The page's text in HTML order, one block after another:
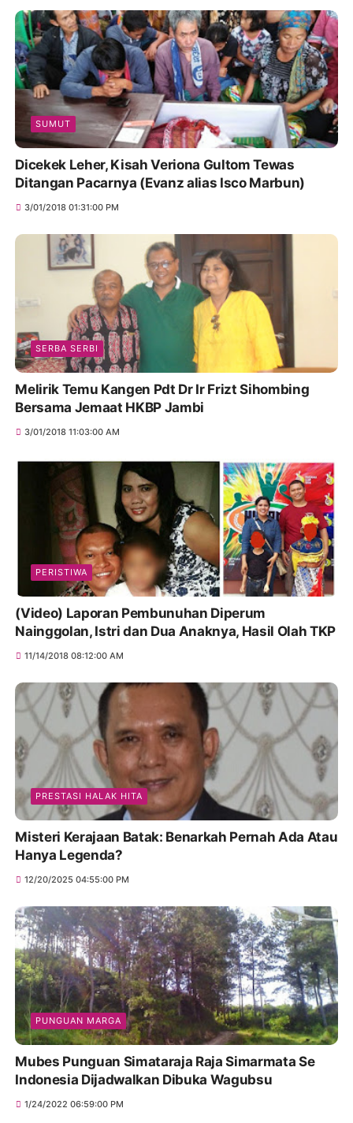
SUMUT
Dicekek Leher, Kisah Veriona Gultom Tewas
Ditangan Pacarnya (Evanz alias Isco Marbun)
3/01/2018 01:31:00 PM
SERBA SERBI
Melirik Temu Kangen Pdt Dr Ir Frizt Sihombing
Bersama Jemaat HKBP Jambi
3/01/2018 11:03:00 AM
PERISTIWA
(Video) Laporan Pembunuhan Diperum
Nainggolan, Istri dan Dua Anaknya, Hasil Olah TKP
11/14/2018 08:12:00 AM
PRESTASI HALAK HITA
Misteri Kerajaan Batak: Benarkah Pernah Ada Atau
Hanya Legenda?
12/20/2025 04:55:00 PM
PUNGUAN MARGA
Mubes Punguan Simataraja Raja Simarmata Se
Indonesia Dijadwalkan Dibuka Wagubsu
1/24/2022 06:59:00 PM